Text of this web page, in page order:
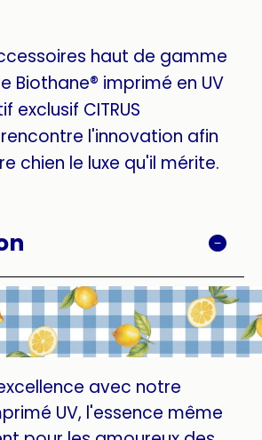
haut de gamme
Biothane® imprimé en UV
exclusif CITRUS
l'innovation afin
chien le luxe qu'il mérite.
avec notre
UV, l'essence même